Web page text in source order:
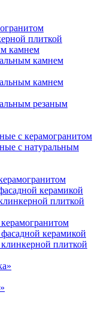
плиткой
камнем
камнем
камнем
резаным
с керамогранитом
с натуральным
керамикой
плиткой
керамикой
плиткой